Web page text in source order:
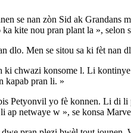
se nan zòn Sid ak
kite nou pran plant la », selon
Men se sitou sa ki fèt
ki chwazi konsome l. Li
kapab pran li. »
Petyonvil yo fè konnen. Li
netwaye w », se konsa